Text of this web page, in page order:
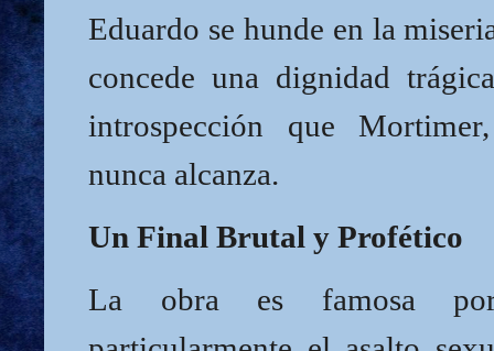
Eduardo se hunde en la
concede una dignidad
introspección que
nunca alcanza.
Un Final Brutal y Profético
La obra es famosa